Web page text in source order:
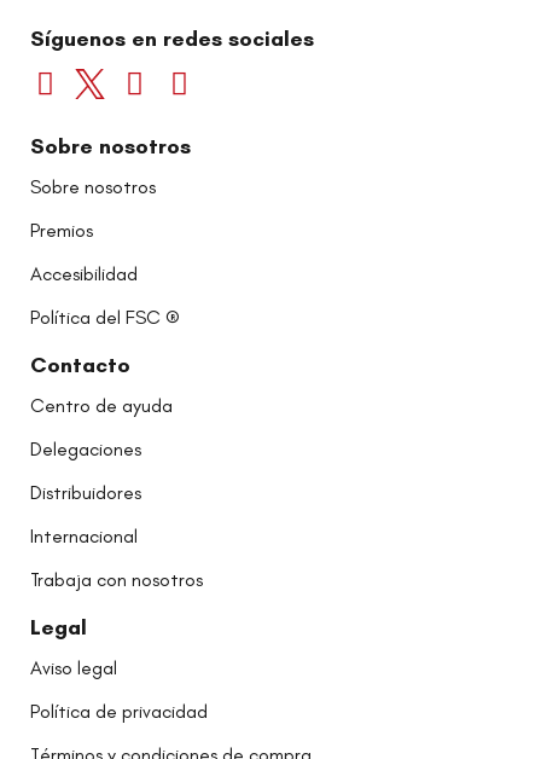
Síguenos en redes sociales
Sobre nosotros
Sobre nosotros
Premios
Accesibilidad
Política del FSC ®
Contacto
Centro de ayuda
Delegaciones
Distribuidores
Internacional
Trabaja con nosotros
Legal
Aviso legal
Política de privacidad